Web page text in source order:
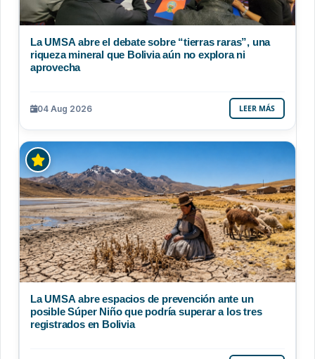
La UMSA abre el debate sobre “tierras raras”, una
riqueza mineral que Bolivia aún no explora ni
aprovecha
04 Aug 2026 LEER MÁS
La UMSA abre espacios de prevención ante un
posible Súper Niño que podría superar a los tres
registrados en Bolivia